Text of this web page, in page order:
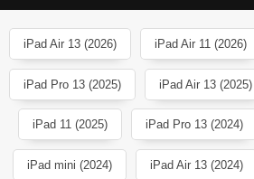
iPad Air 13 (2026) iPad Air 11 (2026)
iPad Pro 13 (2025) iPad Air 13 (2025)
iPad 11 (2025) iPad Pro 13 (2024)
iPad mini (2024) iPad Air 13 (2024)